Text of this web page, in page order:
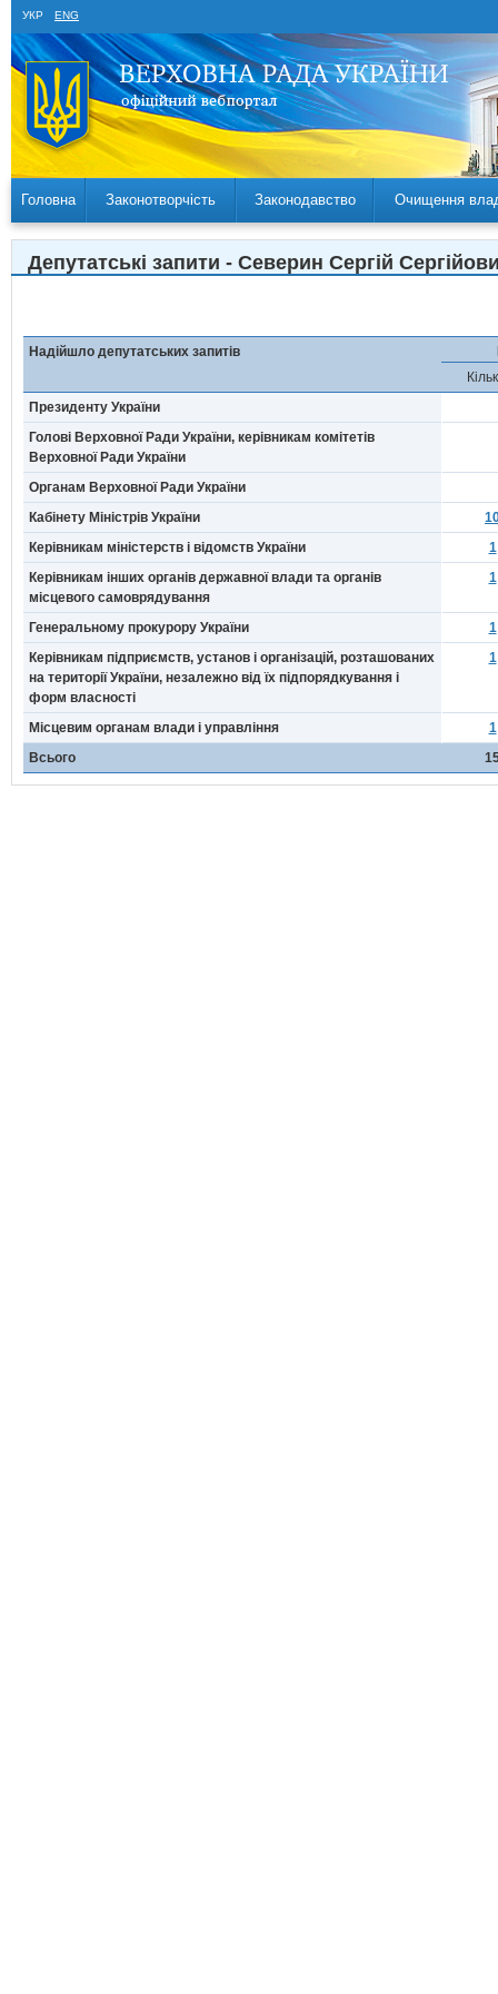
УКР ENG
Головна Законотворчість Законодавство Очищення
Депутатські запити - Северин Сергій
Надійшло депутатських запитів
Президенту України
Голові Верховної Ради України, керівникам комітетів
Верховної Ради України
Органам Верховної Ради України
Кабінету Міністрів України
Керівникам міністерств і відомств України
1
Керівникам інших органів державної влади та органів
місцевого самоврядування
1
Генеральному прокурору України
1
Керівникам підприємств, установ і організацій, розташованих
на території України, незалежно від їх підпорядкування і
форм власності
1
Місцевим органам влади і управління
1
Всього